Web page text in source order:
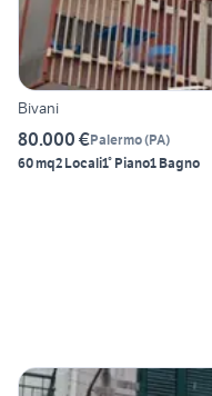
Bivani
80.000 €Palermo(PA)
60 mq2 Locali1° Piano1 Bagno